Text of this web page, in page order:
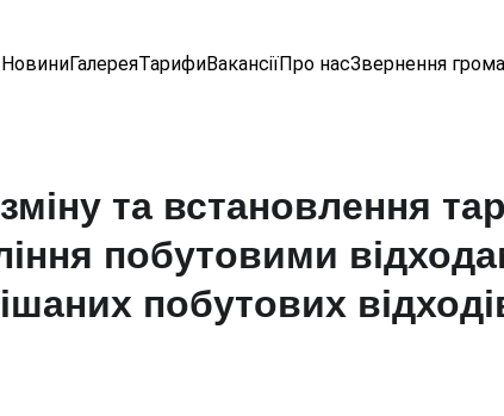
НовиниГалереяТарифиВакансіїПро насЗвернення
та встановлення
побутовими
побутових